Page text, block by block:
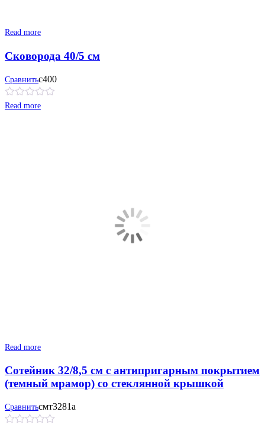
Read more
Сковорода 40/5 см
Сравнитьс400
Read more
Read more
Сотейник 32/8,5 см с антипригарным покрытием
(темный мрамор) со стеклянной крышкой
Сравнитьсмт3281a